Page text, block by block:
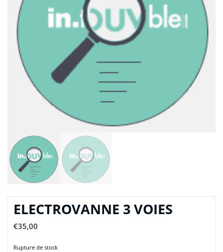
ELECTROVANNE 3 VOIES
€35,00
Rupture de stock